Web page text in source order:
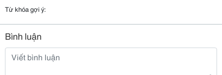
Từ khóa gợi ý:
Bình luận